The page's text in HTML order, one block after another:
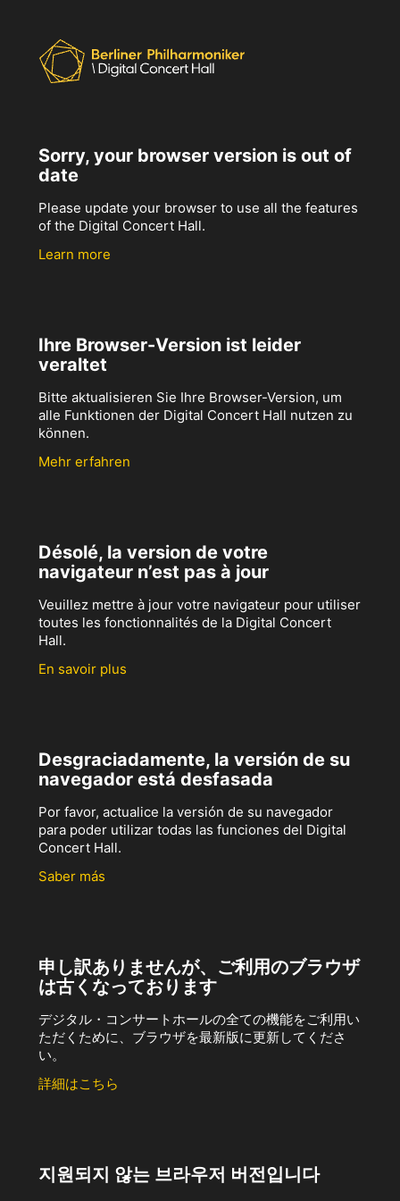
Sorry, your browser version is out of
date
Please update your browser to use all the features
of the Digital Concert Hall.
Learn more
Ihre Browser-Version ist leider
veraltet
Bitte aktualisieren Sie Ihre Browser-Version, um
alle Funktionen der Digital Concert Hall nutzen zu
können.
Mehr erfahren
Désolé, la version de votre
navigateur n’est pas à jour
Veuillez mettre à jour votre navigateur pour utiliser
toutes les fonctionnalités de la Digital Concert
Hall.
En savoir plus
Desgraciadamente, la versión de su
navegador está desfasada
Por favor, actualice la versión de su navegador
para poder utilizar todas las funciones del Digital
Concert Hall.
Saber más
申し訳ありませんが、ご利用のブラウザ
は古くなっております
デジタル・コンサートホールの全ての機能をご利用い
ただくために、ブラウザを最新版に更新してくださ
い。
詳細はこちら
지원되지 않는 브라우저 버전입니다